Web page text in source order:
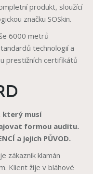
produkt, sloužící
značku SOSkin.
6000 metrů
technologií a
prestižních certifikátů
který musí
formou auditu.
a jejich PŮVOD.
zákazník klamán
Klient žije v bláhové